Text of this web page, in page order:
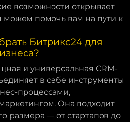
возможности открывает
можем помочь вам на пути к
Битрикс24 для
и универсальная CRM-
в себе инструменты
процессами,
Она подходит
размера — от стартапов до